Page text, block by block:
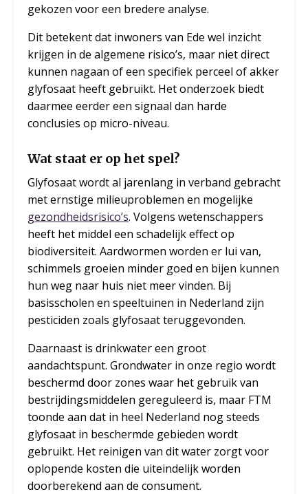
gekozen voor een bredere analyse.
Dit betekent dat inwoners van Ede wel inzicht
krijgen in de algemene risico’s, maar niet direct
kunnen nagaan of een specifiek perceel of akker
glyfosaat heeft gebruikt. Het onderzoek biedt
daarmee eerder een signaal dan harde
conclusies op micro-niveau.
Wat staat er op het spel?
Glyfosaat wordt al jarenlang in verband gebracht
met ernstige milieuproblemen en mogelijke
gezondheidsrisico’s. Volgens wetenschappers
heeft het middel een schadelijk effect op
biodiversiteit. Aardwormen worden er lui van,
schimmels groeien minder goed en bijen kunnen
hun weg naar huis niet meer vinden. Bij
basisscholen en speeltuinen in Nederland zijn
pesticiden zoals glyfosaat teruggevonden.
Daarnaast is drinkwater een groot
aandachtspunt. Grondwater in onze regio wordt
beschermd door zones waar het gebruik van
bestrijdingsmiddelen gereguleerd is, maar FTM
toonde aan dat in heel Nederland nog steeds
glyfosaat in beschermde gebieden wordt
gebruikt. Het reinigen van dit water zorgt voor
oplopende kosten die uiteindelijk worden
doorberekend aan de consument.